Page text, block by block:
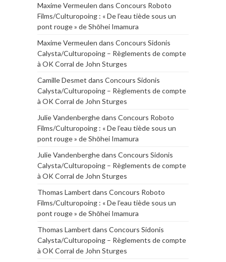
Maxime Vermeulen dans Concours Roboto
Films/Culturopoing : « De l’eau tiède sous un
pont rouge » de Shōhei Imamura
Maxime Vermeulen dans Concours Sidonis
Calysta/Culturopoing – Règlements de compte
à OK Corral de John Sturges
Camille Desmet dans Concours Sidonis
Calysta/Culturopoing – Règlements de compte
à OK Corral de John Sturges
Julie Vandenberghedans Concours Roboto
Films/Culturopoing : « De l’eau tiède sous un
pont rouge » de Shōhei Imamura
Julie Vandenberghedans Concours Sidonis
Calysta/Culturopoing – Règlements de compte
à OK Corral de John Sturges
Thomas Lambert dans Concours Roboto
Films/Culturopoing : « De l’eau tiède sous un
pont rouge » de Shōhei Imamura
Thomas Lambert dans Concours Sidonis
Calysta/Culturopoing – Règlements de compte
à OK Corral de John Sturges